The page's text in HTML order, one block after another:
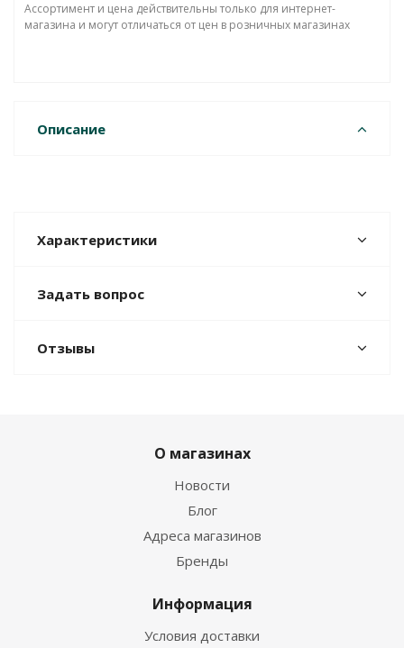
Ассортимент и цена действительны только для интернет-
магазина и могут отличаться от цен в розничных магазинах
Описание
Характеристики
Задать вопрос
Отзывы
О магазинах
Новости
Блог
Адреса магазинов
Бренды
Информация
Условия доставки